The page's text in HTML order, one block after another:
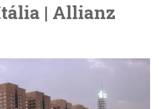
| Allianz